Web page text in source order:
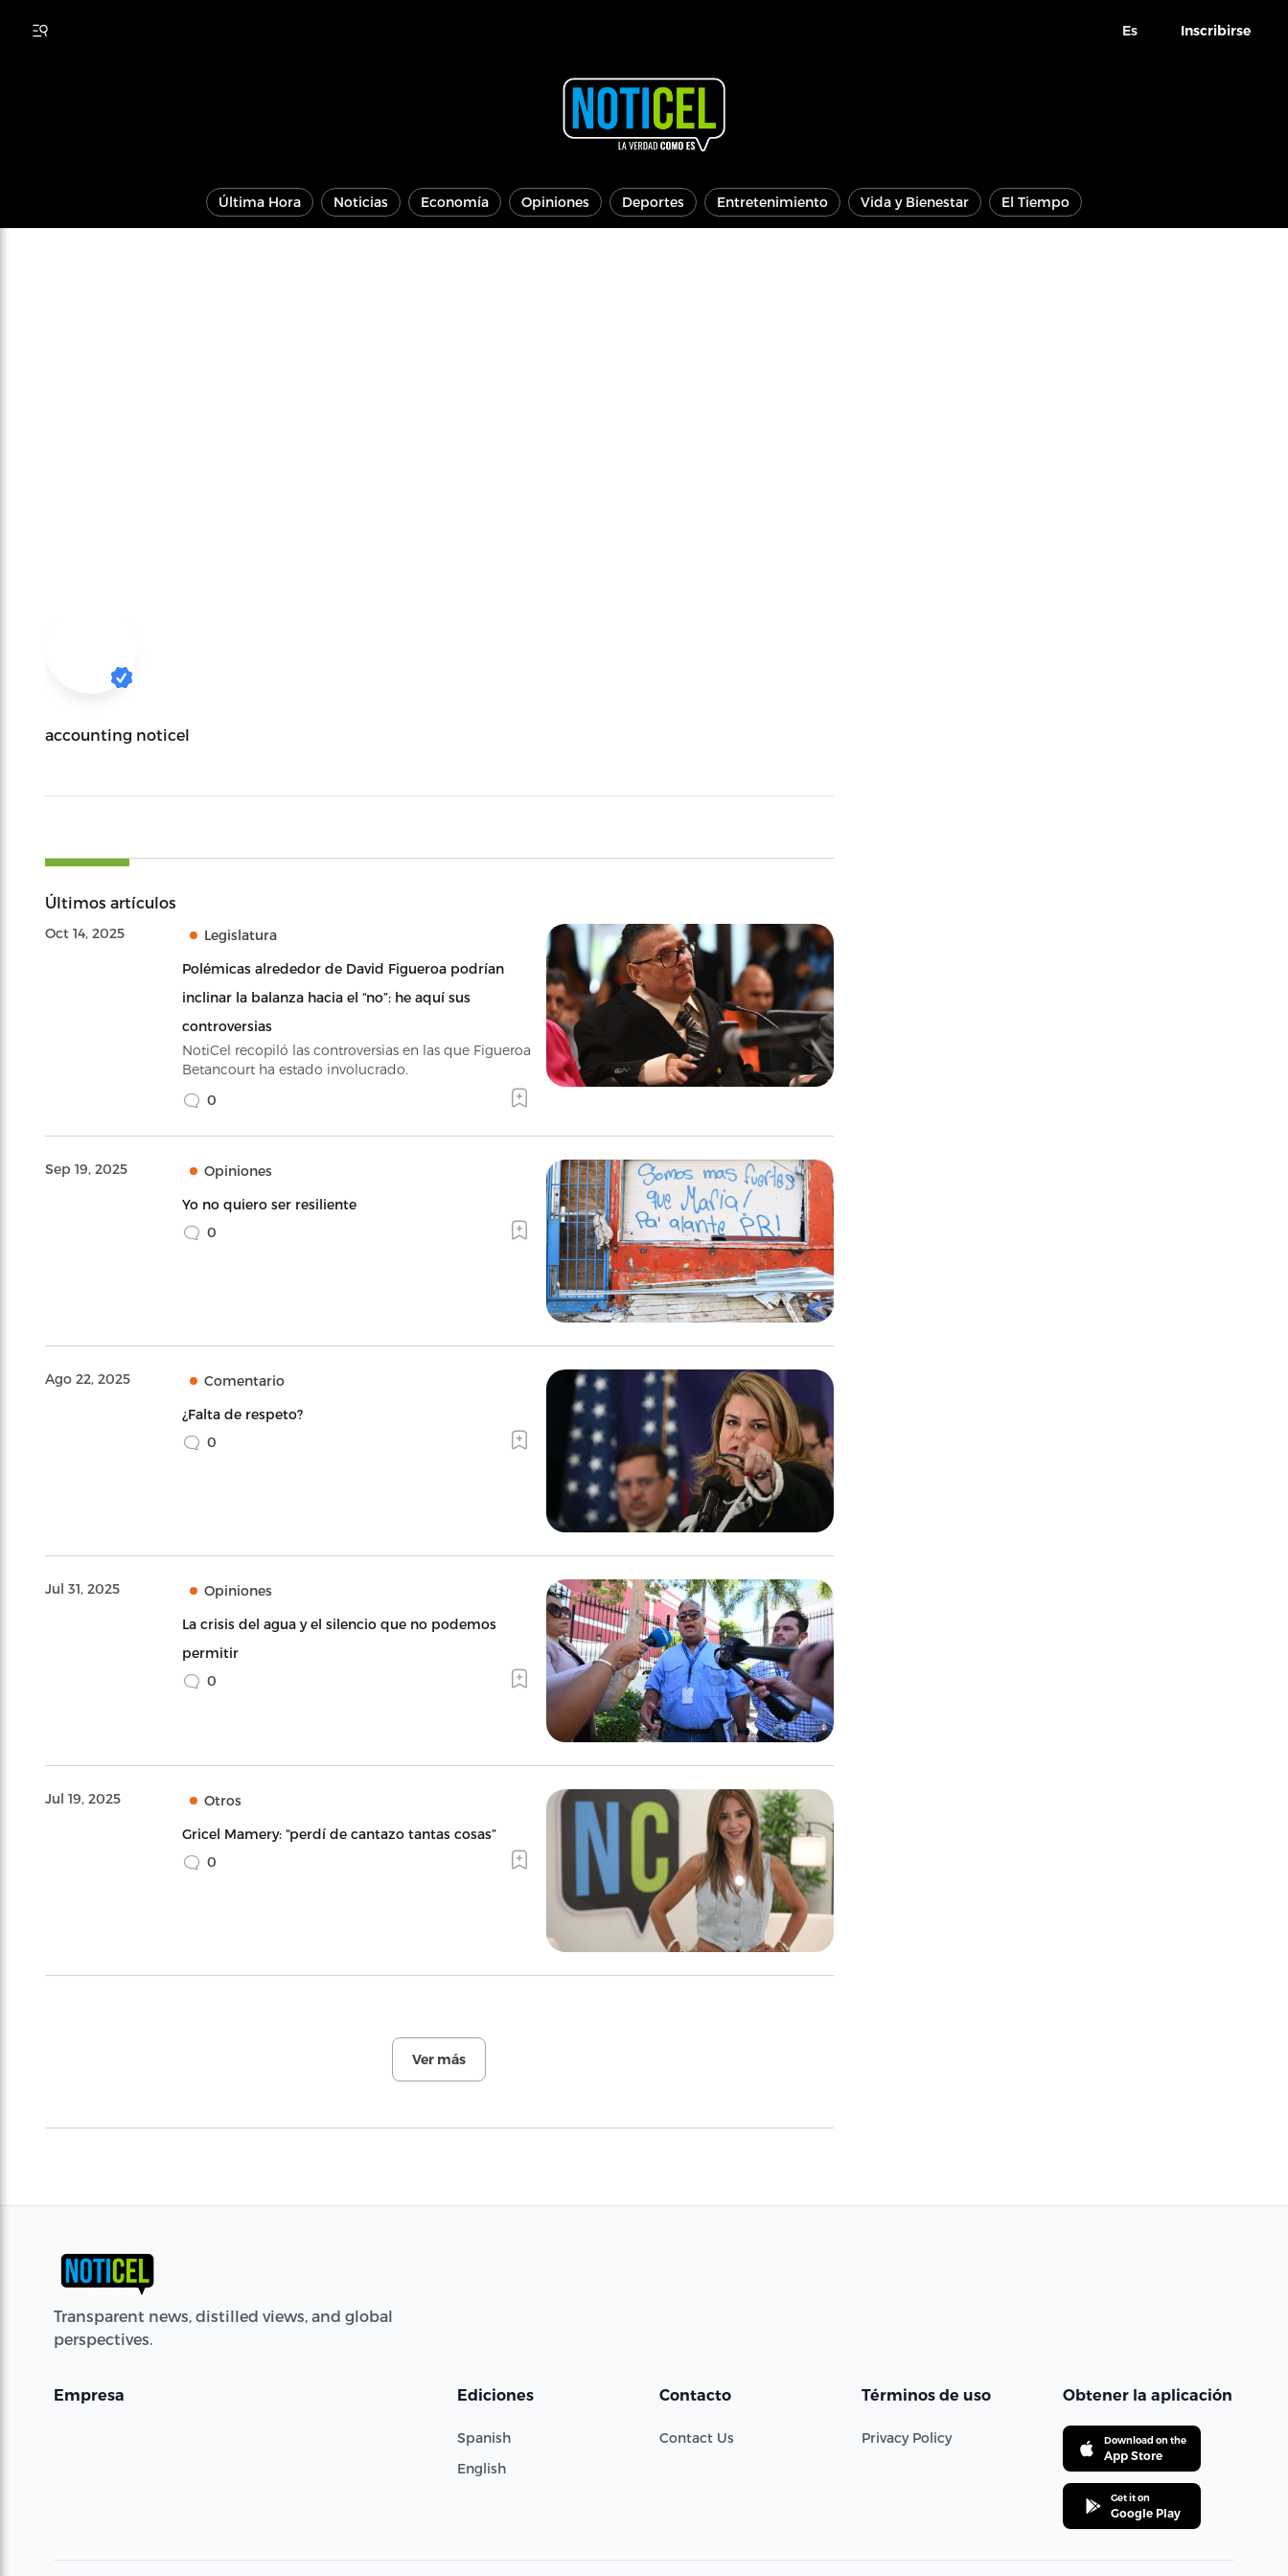
Es Inscribirse
Última Hora Noticias Economía Opiniones Deportes Entretenimiento Vida y Bienestar El Tiempo
accounting noticel
Últimos artículos
Oct 14, 2025 Legislatura
Polémicas alrededor de David Figueroa podrían
inclinar la balanza hacia el “no”: he aquí sus
controversias
NotiCel recopiló las controversias en las que Figueroa
Betancourt ha estado involucrado.
0
Sep 19, 2025 Opiniones
Yo no quiero ser resiliente
0
Ago 22, 2025 Comentario
¿Falta de respeto?
0
Jul 31, 2025 Opiniones
La crisis del agua y el silencio que no podemos
permitir
0
Jul 19, 2025 Otros
Gricel Mamery: “perdí de cantazo tantas cosas”
0
Ver más
Transparent news, distilled views, and global
perspectives.
Empresa Ediciones
Spanish
English
Contacto
Contact Us
Términos de uso
Privacy Policy
Obtener la aplicación
Download on the
App Store
Get it on
Google Play